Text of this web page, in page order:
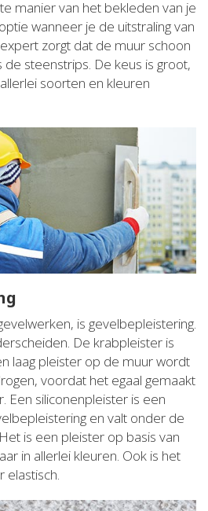
manier van het bekleden van je
wanneer je de uitstraling van
zorgt dat de muur schoon
de steenstrips. De keus is groot,
soorten en kleuren
is gevelbepleistering.
De krabpleister is
laag pleister op de muur wordt
voordat het egaal gemaakt
Een siliconenpleister is een
en valt onder de
is een pleister op basis van
in allerlei kleuren. Ook is het
elastisch.